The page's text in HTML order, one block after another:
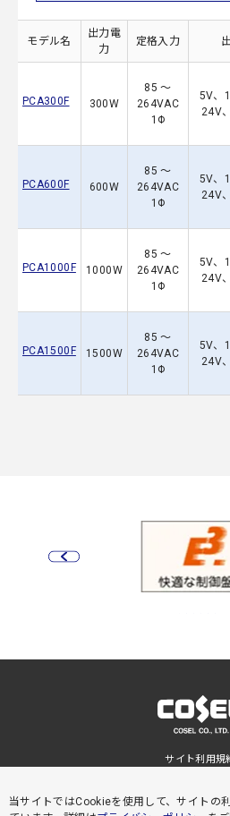
当サイトではCookieを使用して、サイトの
モデル名
出力電
力
定格入力
PCA300F 300W
85 ～
264VAC
1Φ
5V、
24V
PCA600F 600W
85 ～
264VAC
1Φ
5V、
24V
PCA1000F 1000W
85 ～
264VAC
1Φ
5V、
24V
PCA1500F 1500W
85 ～
264VAC
1Φ
5V、
24V
サイト利用規